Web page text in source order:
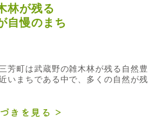
林が残る
自慢のまち
芳町は武蔵野の雑木林が残る自然豊
いまちである中で、多くの自然が残
きを見る